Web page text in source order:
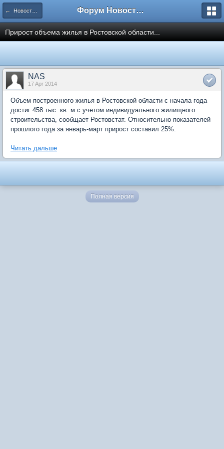
← Новости рынка недвижимости Форум Новостройки
Прирост объема жилья в Ростовской области...
NAS
17 Apr 2014
Объем построенного жилья в Ростовской области с начала года
достиг 458 тыс. кв. м с учетом индивидуального жилищного
строительства, сообщает Ростовстат. Относительно показателей
прошлого года за январь-март прирост составил 25%.
Читать дальше
Полная версия